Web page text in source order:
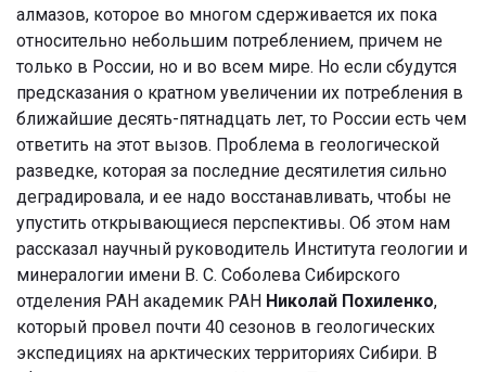
алмазов, которое во многом сдерживается их пока
относительно небольшим потреблением, причем не
только в России, но и во всем мире. Но если сбудутся
предсказания о кратном увеличении их потребления в
ближайшие десять-пятнадцать лет, то России есть чем
ответить на этот вызов. Проблема в геологической
разведке, которая за последние десятилетия сильно
деградировала, и ее надо восстанавливать, чтобы не
упустить открывающиеся перспективы. Об этом нам
рассказал научный руководитель Института геологии и
минералогии имени В. С. Соболева Сибирского
отделения РАН академик РАН Николай Похиленко,
который провел почти 40 сезонов в геологических
экспедициях на арктических территориях Сибири. В